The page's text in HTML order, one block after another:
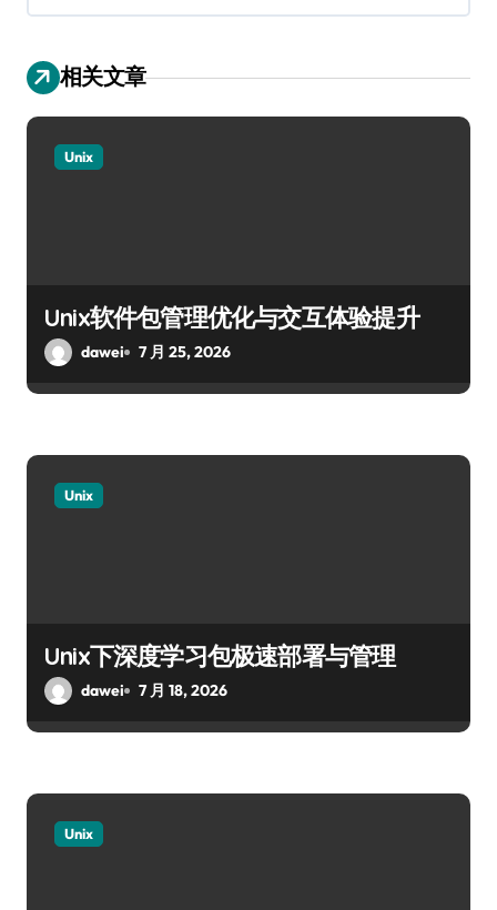
相关文章
Unix
Unix软件包管理优化与交互体验提升
dawei 7 月 25, 2026
Unix
Unix下深度学习包极速部署与管理
dawei 7 月 18, 2026
Unix